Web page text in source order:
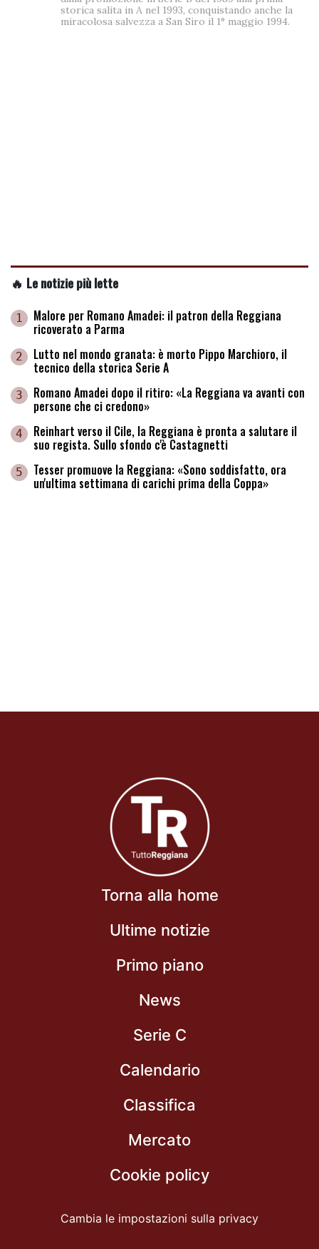
storica salita in A nel 1993, conquistando anche la
miracolosa salvezza a San Siro il 1° maggio 1994.
🔥 Le notizie più lette
1 Malore per Romano Amadei: il patron della Reggiana
ricoverato a Parma
2 Lutto nel mondo granata: è morto Pippo Marchioro, il
tecnico della storica Serie A
3 Romano Amadei dopo il ritiro: «La Reggiana va avanti con
persone che ci credono»
4 Reinhart verso il Cile, la Reggiana è pronta a salutare il
suo regista. Sullo sfondo c'è Castagnetti
5 Tesser promuove la Reggiana: «Sono soddisfatto, ora
un'ultima settimana di carichi prima della Coppa»
Torna alla home
Ultime notizie
Primo piano
News
Serie C
Calendario
Classifica
Mercato
Cookie policy
Cambia le impostazioni sulla privacy